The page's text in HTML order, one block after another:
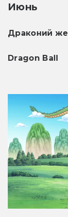
Июнь
Драконий
Dragon Ball